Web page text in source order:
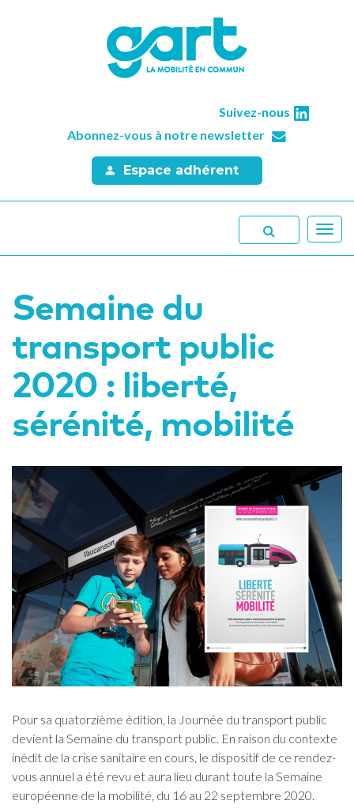
Suivez-nous
Abonnez-vous à notre newsletter
Espace adhérent
Semaine du
transport public
2020 : liberté,
sérénité, mobilité
Pour sa quatorzième édition, la Journée du transport public
devient la Semaine du transport public. En raison du contexte
inédit de la crise sanitaire en cours, le dispositif de ce rendez-
vous annuel a été revu et aura lieu durant toute la Semaine
européenne de la mobilité, du 16 au 22 septembre 2020.